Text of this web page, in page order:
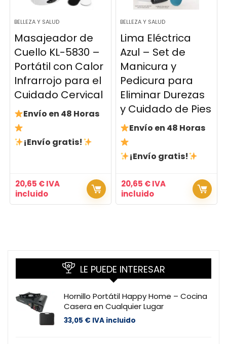
BELLEZA Y SALUD
Masajeador de
Cuello KL-5830 –
Portátil con Calor
Infrarrojo para el
Cuidado Cervical
Envío en 48 Horas
¡Envío gratis!
20,65 €IVA
incluido
BELLEZA Y SALUD
Lima Eléctrica
Azul – Set de
Manicura y
Pedicura para
Eliminar Durezas
y Cuidado de Pies
Envío en 48 Horas
¡Envío gratis!
20,65 €IVA
incluido
LE PUEDE INTERESAR
Hornillo Portátil Happy Home – Cocina
Casera en Cualquier Lugar
33,05 € IVA incluido